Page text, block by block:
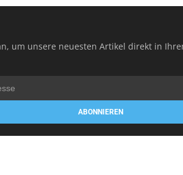
um unsere neuesten Artikel direkt in
ABONNIEREN